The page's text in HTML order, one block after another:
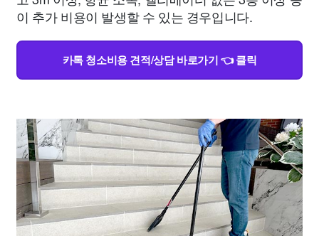
이 추가 비용이 발생할 수 있는 경우입니다.
카톡 청소비용 견적/상담 바로가기 👈 클릭